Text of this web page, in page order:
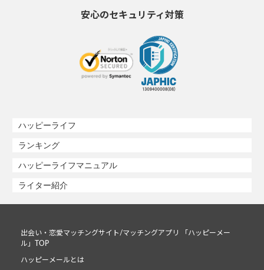
安心のセキュリティ対策
ハッピーライフ
ランキング
ハッピーライフマニュアル
ライター紹介
出会い・恋愛マッチングサイト/マッチングアプリ 「ハッピーメー
ル」TOP
ハッピーメールとは